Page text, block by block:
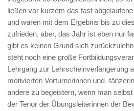
ließen vor kurzem das fast
und waren mit dem Ergebnis bis zu
zufrieden, aber, das Jahr ist eben nur
gibt es keinen Grund sich
steht noch eine große
Lehrgang zur Lehrscheinverlängerung
motivierten Vorturnerinnen und -
andere zu begeistern, wenn man
der Tenor der Übungsleiterinnen der